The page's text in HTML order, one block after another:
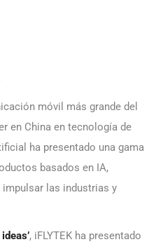
móvil más grande del
en China en tecnología de
ha presentado una gama
basados en IA,
las industrias y
, iFLYTEK ha presentado